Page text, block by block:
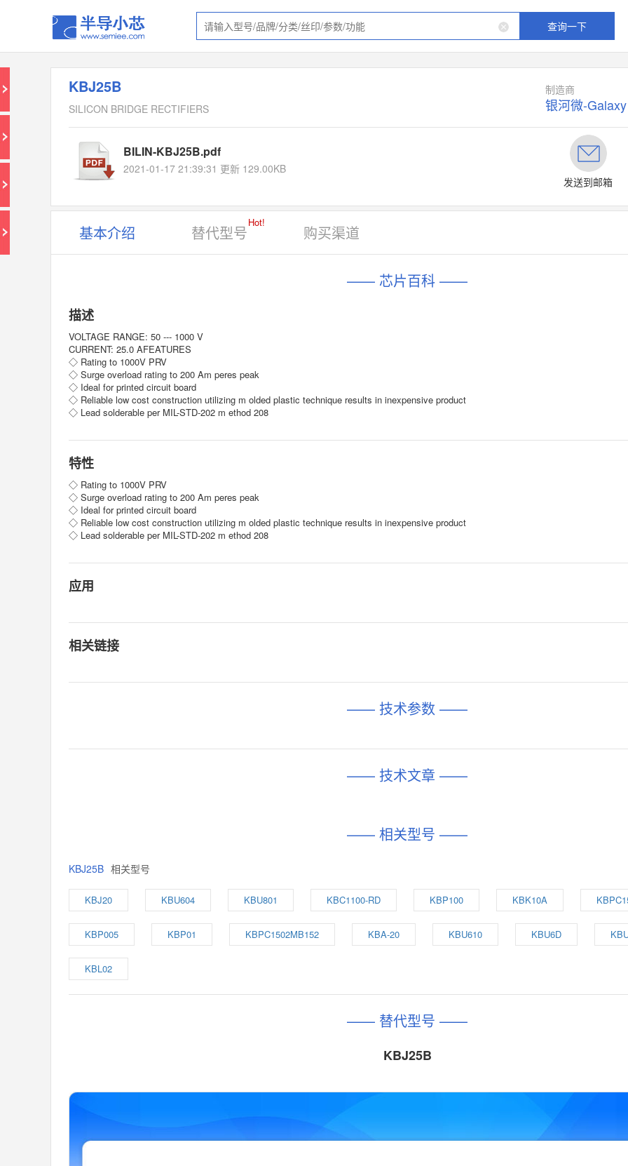
查询一下
KBJ25B
SILICON BRIDGE RECTIFIERS
制造商
银河微-Galaxy
BILIN-KBJ25B.pdf
2021-01-17 21:39:31 更新 129.00KB
发送到邮箱
基本介绍 替代型号
Hot!
购买渠道
—— 芯片百科 ——
描述
VOLTAGE RANGE: 50 --- 1000 V
CURRENT: 25.0 AFEATURES
◇ Rating to 1000V PRV
◇ Surge overload rating to 200 Am peres peak
◇ Ideal for printed circuit board
◇ Reliable low cost construction utilizing m olded plastic technique results in inexpensive product
◇ Lead solderable per MIL-STD-202 m ethod 208
特性
◇ Rating to 1000V PRV
◇ Surge overload rating to 200 Am peres peak
◇ Ideal for printed circuit board
◇ Reliable low cost construction utilizing m olded plastic technique results in inexpensive product
◇ Lead solderable per MIL-STD-202 m ethod 208
应用
相关链接
—— 技术参数 ——
—— 技术文章 ——
—— 相关型号 ——
KBJ25B 相关型号
KBJ20 KBU604 KBU801 KBC1100-RD KBP100 KBK10A
KBP005 KBP01 KBPC1502MB152 KBA-20 KBU610 KBU6D
KBL02
—— 替代型号 ——
KBJ25B